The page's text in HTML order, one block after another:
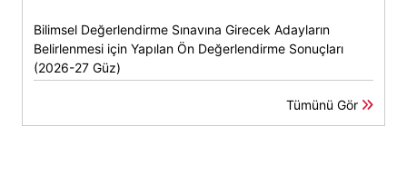
Bilimsel Değerlendirme Sınavına Girecek Adayların
Belirlenmesi için Yapılan Ön Değerlendirme Sonuçları
(2026-27 Güz)
Tümünü Gör